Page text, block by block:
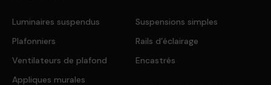
Luminaires suspendus
Suspensions simples
Plafonniers
Rails d’éclairage
Ventilateurs de plafond
Encastrés
Appliques murales